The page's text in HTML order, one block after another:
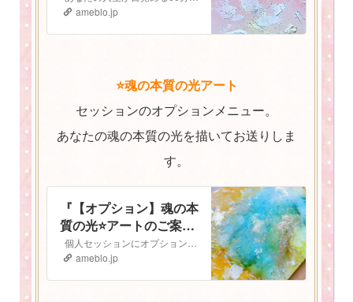
ameblo.jp
⭐️魂の本質の光アート
セッションのオプションメニュー。
あなたの魂の本質の光を描いてお送りしま
す。
『【オプション】魂の本
質の光⭐️アートのご案
内』
ameblo.jp